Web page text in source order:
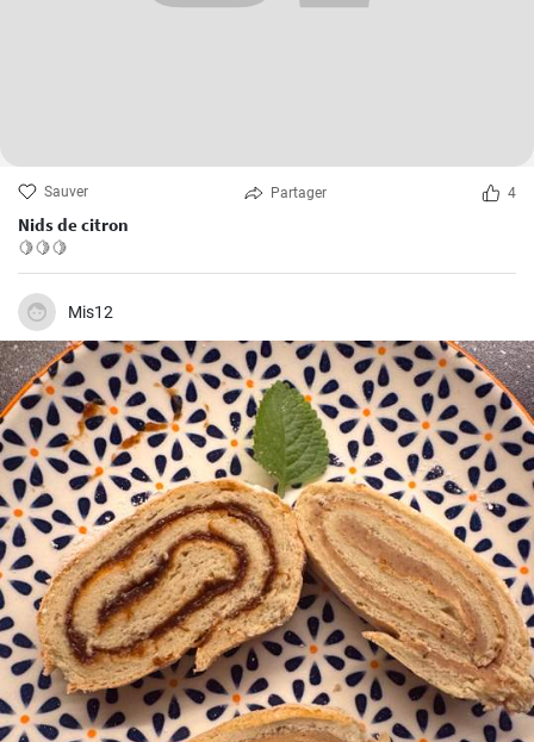
Sauver Partager 4
Nids de citron
🍋🍋🍋
Mis12